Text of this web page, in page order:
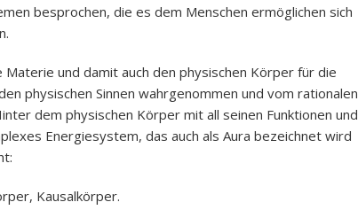
besprochen, die es dem Menschen ermöglichen sich
und damit auch den physischen Körper für die
physischen Sinnen wahrgenommen und vom rationalen
dem physischen Körper mit all seinen Funktionen und
Energiesystem, das auch als Aura bezeichnet wird
Kausalkörper.